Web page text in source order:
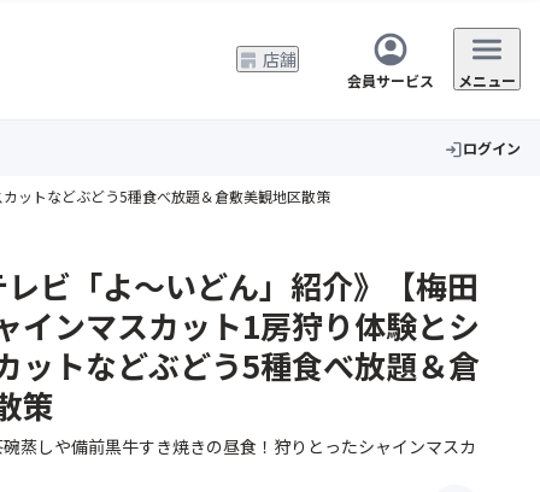
店舗
会員サービス メニュー
loginログイン
ットなどぶどう5種食べ放題＆倉敷美観地区散策
ビ「よ～いどん」紹介》【梅田
インマスカット1房狩り体験とシ
ットなどぶどう5種食べ放題＆倉
策
蒸しや備前黒牛すき焼きの昼食！狩りとったシャインマスカ